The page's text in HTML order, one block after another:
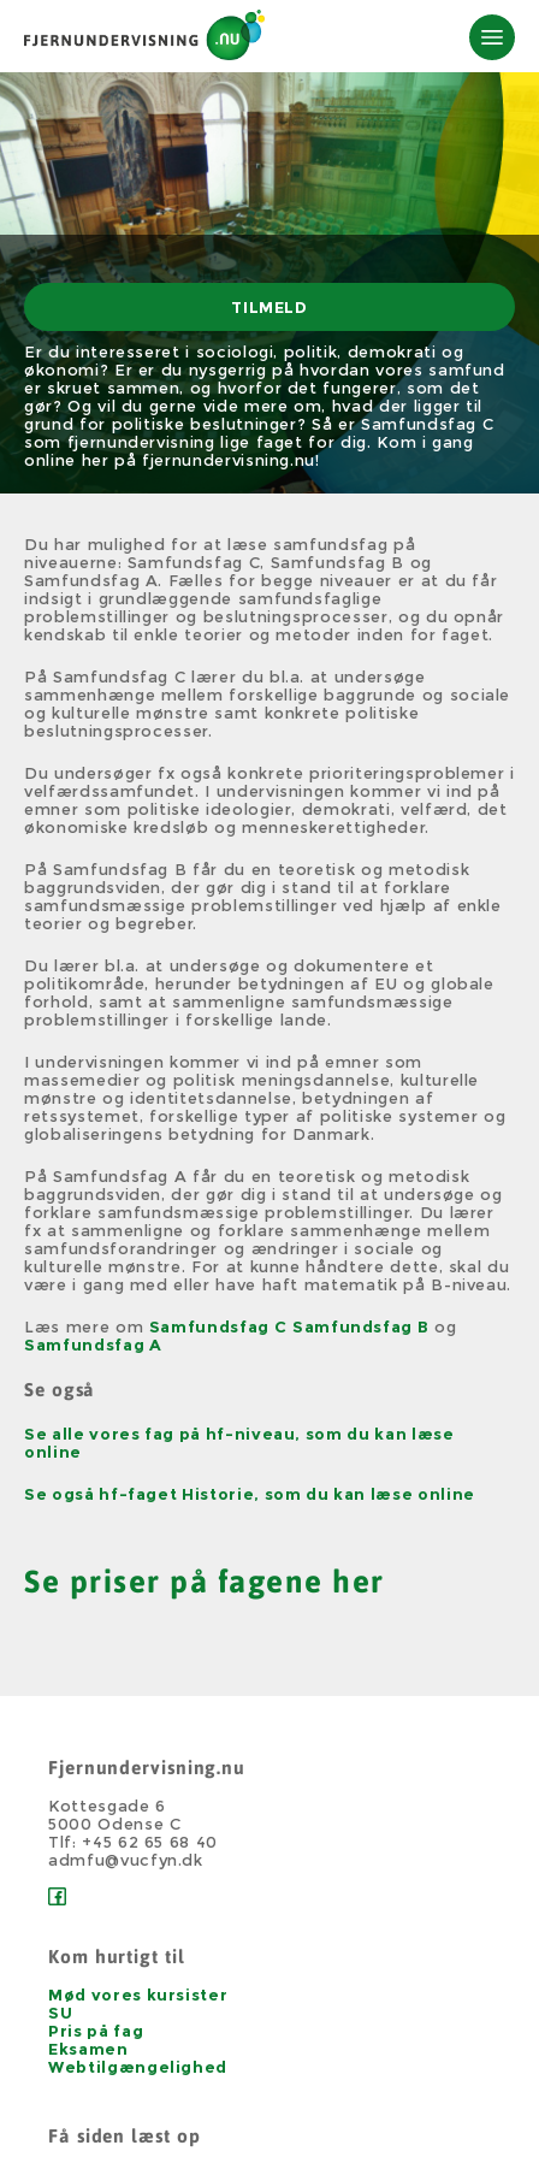
TILMELD
Er du interesseret i sociologi, politik, demokrati og
økonomi? Er er du nysgerrig på hvordan vores samfund
er skruet sammen, og hvorfor det fungerer, som det
gør? Og vil du gerne vide mere om, hvad der ligger til
grund for politiske beslutninger? Så er Samfundsfag C
som fjernundervisning lige faget for dig. Kom i gang
online her på fjernundervisning.nu!
Du har mulighed for at læse samfundsfag på
niveauerne: Samfundsfag C, Samfundsfag B og
Samfundsfag A. Fælles for begge niveauer er at du får
indsigt i grundlæggende samfundsfaglige
problemstillinger og beslutningsprocesser, og du opnår
kendskab til enkle teorier og metoder inden for faget.
På Samfundsfag C lærer du bl.a. at undersøge
sammenhænge mellem forskellige baggrunde og sociale
og kulturelle mønstre samt konkrete politiske
beslutningsprocesser.
Du undersøger fx også konkrete prioriteringsproblemer i
velfærdssamfundet. I undervisningen kommer vi ind på
emner som politiske ideologier, demokrati, velfærd, det
økonomiske kredsløb og menneskerettigheder.
På Samfundsfag B får du en teoretisk og metodisk
baggrundsviden, der gør dig i stand til at forklare
samfundsmæssige problemstillinger ved hjælp af enkle
teorier og begreber.
Du lærer bl.a. at undersøge og dokumentere et
politikområde, herunder betydningen af EU og globale
forhold, samt at sammenligne samfundsmæssige
problemstillinger i forskellige lande.
I undervisningen kommer vi ind på emner som
massemedier og politisk meningsdannelse, kulturelle
mønstre og identitetsdannelse, betydningen af
retssystemet, forskellige typer af politiske systemer og
globaliseringens betydning for Danmark.
På Samfundsfag A får du en teoretisk og metodisk
baggrundsviden, der gør dig i stand til at undersøge og
forklare samfundsmæssige problemstillinger. Du lærer
fx at sammenligne og forklare sammenhænge mellem
samfundsforandringer og ændringer i sociale og
kulturelle mønstre. For at kunne håndtere dette, skal du
være i gang med eller have haft matematik på B-niveau.
Læs mere om Samfundsfag C Samfundsfag B og
Samfundsfag A
Se også
Se alle vores fag på hf-niveau, som du kan læse
online
Se også hf-faget Historie, som du kan læse online
Se priser på fagene her
Fjernundervisning.nu
Kottesgade 6
5000 Odense C
Tlf: +45 62 65 68 40
admfu@vucfyn.dk
Kom hurtigt til
Mød vores kursister
SU
Pris på fag
Eksamen
Webtilgængelighed
Få siden læst op